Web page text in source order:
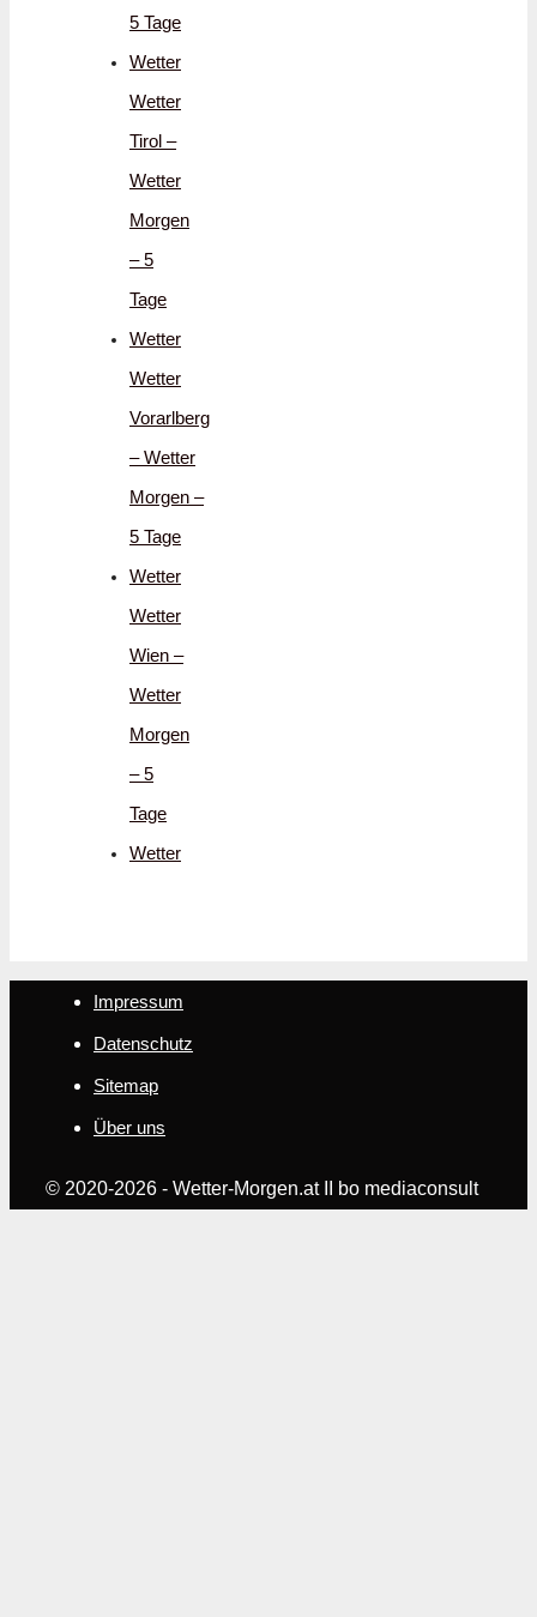
5 Tage
Wetter
Wetter
Tirol –
Wetter
Morgen
– 5
Tage
Wetter
Wetter
Vorarlberg
– Wetter
Morgen –
5 Tage
Wetter
Wetter
Wien –
Wetter
Morgen
– 5
Tage
Wetter
Impressum
Datenschutz
Sitemap
Über uns
© 2020-2026 - Wetter-Morgen.at II bo mediaconsult